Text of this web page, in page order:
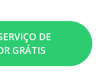
DE
GRÁTIS